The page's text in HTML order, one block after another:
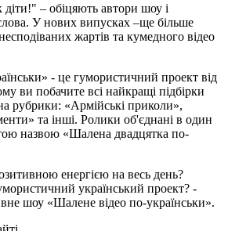
діти!" – обіцяють автори шоу і
У нових випусках –ще більше
жартів та кумедного відео
- це гумористичний проект від
ви побачите всі найкращі підбірки
рубрики: «Армійські приколи»,
та інші. Ролики об'єднані в один
назвою «Шалена двадцятка по-
енергією на весь день?
український проект? -
шоу «Шалене відео по-українськи».